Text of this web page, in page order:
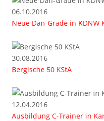
06.10.2016
Neue Dan-Grade in KDNW
30.08.2016
Bergische 50 KStA
12.04.2016
Ausbildung C-Trainer in